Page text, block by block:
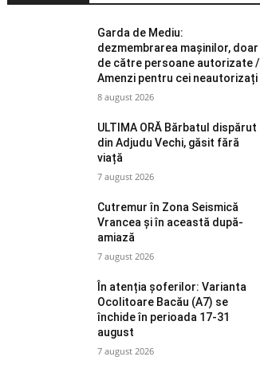
Garda de Mediu:
dezmembrarea mașinilor, doar
de către persoane autorizate /
Amenzi pentru cei neautorizați
8 august 2026
ULTIMA ORĂ Bărbatul dispărut
din Adjudu Vechi, găsit fără
viață
7 august 2026
Cutremur în Zona Seismică
Vrancea și în această după-
amiază
7 august 2026
În atenția șoferilor: Varianta
Ocolitoare Bacău (A7) se
închide în perioada 17-31
august
7 august 2026